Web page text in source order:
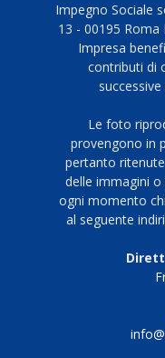
Impegno Sociale
13 - 00195 Roma
Impresa
contributi di
Le foto
provengono in
pertanto
delle immagini
ogni momento
al seguente